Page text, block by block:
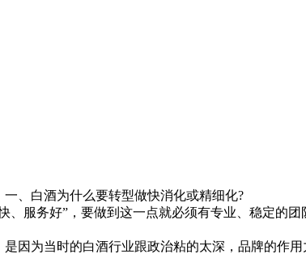
白酒为什么要转型做快消化或精细化?
服务好”，要做到这一点就必须有专业、稳定的
为当时的白酒行业跟政治粘的太深，品牌的作